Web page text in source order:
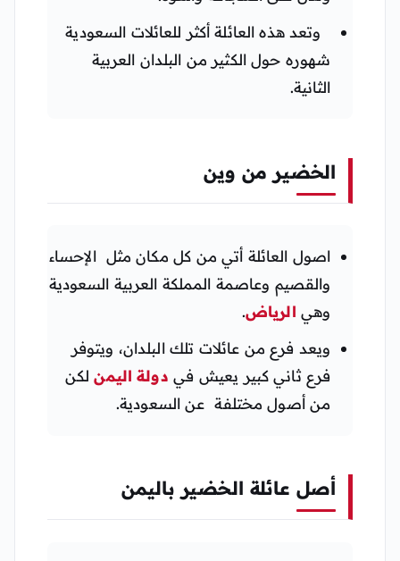
وتعد هذه العائلة أكثر للعائلات السعودية
شهوره حول الكثير من البلدان العربية
الثانية.
الخضير من وين
اصول العائلة أتي من كل مكان مثل الإحساء
والقصيم وعاصمة المملكة العربية السعودية
وهي الرياض.
ويعد فرع من عائلات تلك البلدان، ويتوفر
فرع ثاني كبير يعيش في دولة اليمنلكن
من أصول مختلفة عن السعودية.
أصل عائلة الخضير باليمن